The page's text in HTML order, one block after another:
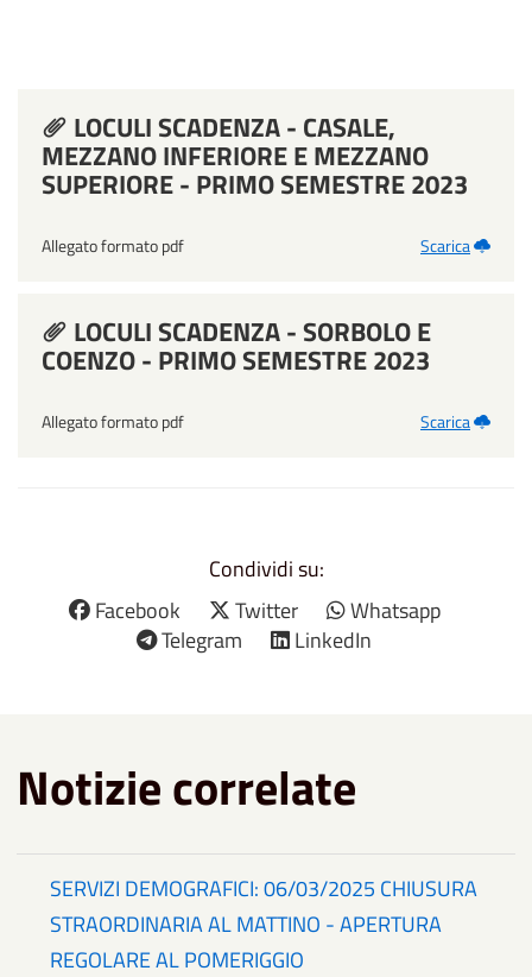
LOCULI SCADENZA - CASALE,
MEZZANO INFERIORE E MEZZANO
SUPERIORE - PRIMO SEMESTRE 2023
Allegato formato pdf Scarica
LOCULI SCADENZA - SORBOLO E
COENZO - PRIMO SEMESTRE 2023
Allegato formato pdf Scarica
Condividi su:
Facebook
Twitter
Whatsapp
Telegram
LinkedIn
Notizie correlate
SERVIZI DEMOGRAFICI: 06/03/2025 CHIUSURA
STRAORDINARIA AL MATTINO - APERTURA
REGOLARE AL POMERIGGIO